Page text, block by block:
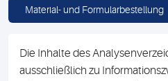
Material- und Formularbestellung
Die Inhalte des
ausschließlich zu